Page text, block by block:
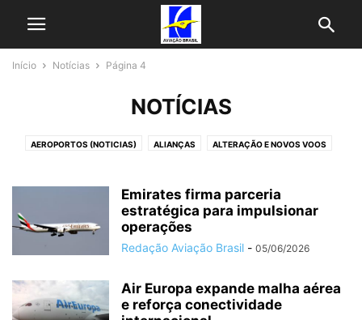
Início Notícias Página 4
NOTÍCIAS
AEROPORTOS (NOTICIAS) ALIANÇAS ALTERAÇÃO E NOVOS VOOS
ENCOMENDAS E FROTAS
HISTÓRIA LATAM NOTICIAS MATÉRIAS MRO
PROGRAMAS DE FIDELIZAÇÃO PROMOÇÕES DE PASSAGENS
TECNOLOGIAS TENDÊNCIAS DE MERCADO
Emirates firma parceria
estratégica para impulsionar
operações
Redação Aviação Brasil - 05/06/2026
Air Europa expande malha aérea
e reforça conectividade